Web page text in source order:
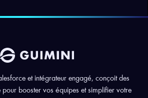
et intégrateur engagé, conçoit des
pour booster vos équipes et simplifier votre